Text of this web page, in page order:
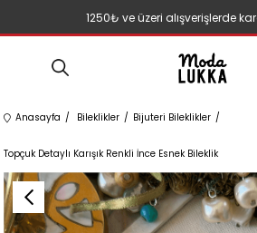
1250₺ ve üzeri alışverişlerde
Anasayfa Bileklikler Bijuteri Bileklikler
Topçuk Detaylı Karışık Renkli İnce Esnek Bileklik